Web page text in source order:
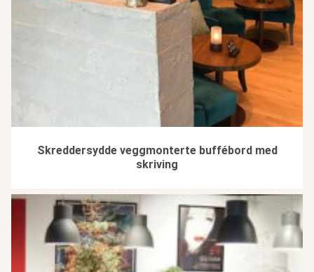
Skreddersydde veggmonterte buffébord med
skriving